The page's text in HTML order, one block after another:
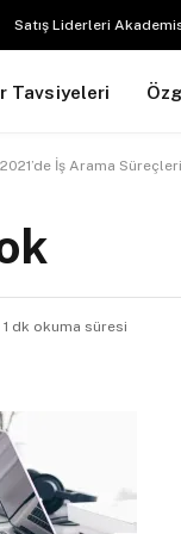
Satış Liderleri
Tavsiyeleri
2021’de İş Arama
1 dk okuma süresi